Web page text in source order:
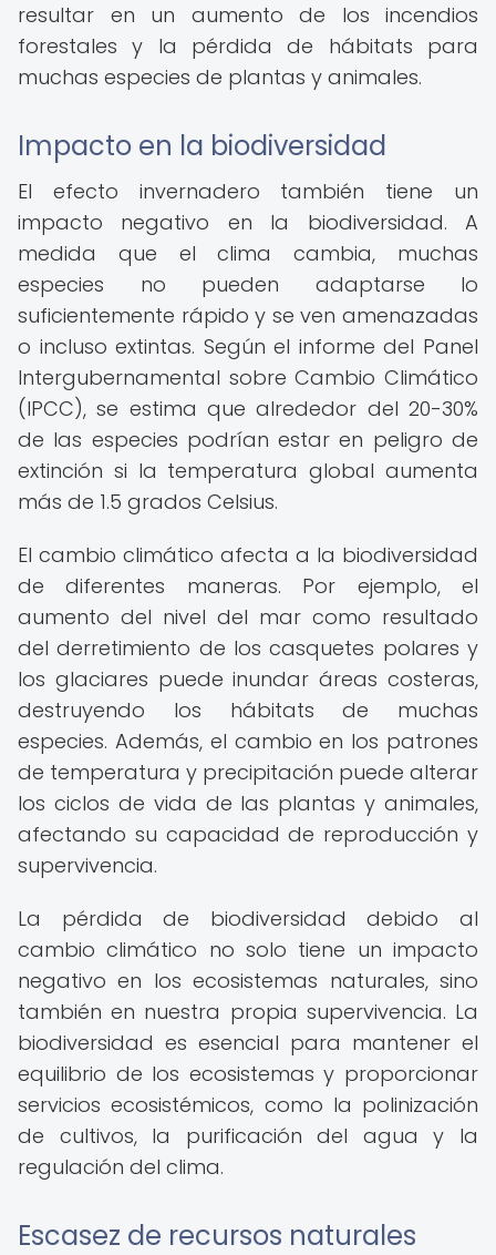
resultar en un aumento de los incendios
forestales y la pérdida de hábitats para
muchas especies de plantas y animales.
Impacto en la biodiversidad
El efecto invernadero también tiene un
impacto negativo en la biodiversidad. A
medida que el clima cambia, muchas
especies no pueden adaptarse lo
suficientemente rápido y se ven amenazadas
o incluso extintas. Según el informe del Panel
Intergubernamental sobre Cambio Climático
(IPCC), se estima que alrededor del 20-30%
de las especies podrían estar en peligro de
extinción si la temperatura global aumenta
más de 1.5 grados Celsius.
El cambio climático afecta a la biodiversidad
de diferentes maneras. Por ejemplo, el
aumento del nivel del mar como resultado
del derretimiento de los casquetes polares y
los glaciares puede inundar áreas costeras,
destruyendo los hábitats de muchas
especies. Además, el cambio en los patrones
de temperatura y precipitación puede alterar
los ciclos de vida de las plantas y animales,
afectando su capacidad de reproducción y
supervivencia.
La pérdida de biodiversidad debido al
cambio climático no solo tiene un impacto
negativo en los ecosistemas naturales, sino
también en nuestra propia supervivencia. La
biodiversidad es esencial para mantener el
equilibrio de los ecosistemas y proporcionar
servicios ecosistémicos, como la polinización
de cultivos, la purificación del agua y la
regulación del clima.
Escasez de recursos naturales